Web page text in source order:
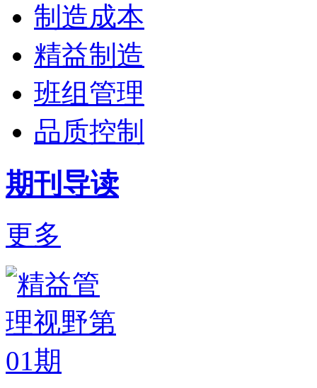
制造成本
精益制造
班组管理
品质控制
期刊导读
更多